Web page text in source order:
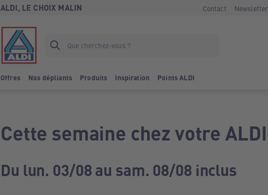
ALDI, LE CHOIX MALIN Contact Newsletter
Offres Nos dépliants Produits Inspiration Points ALDI
Cette semaine chez votre
Du lun. 03/08 au sam. 08/08 inclus